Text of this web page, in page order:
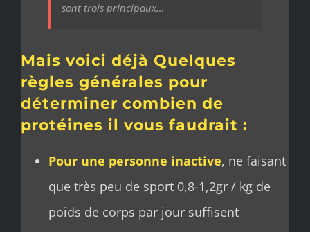
sont trois principaux…
Mais voici déjà Quelques
règles générales pour
déterminer combien de
protéines il vous faudrait :
Pour une personne inactive, ne faisant
que très peu de sport 0,8-1,2gr / kg de
poids de corps par jour suffisent